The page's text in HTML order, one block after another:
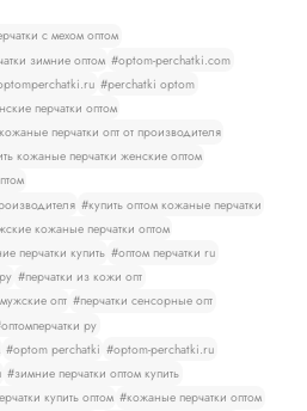
с мехом оптом
зимние оптом #optom-perchatki.com
#perchatki optom
перчатки оптом
перчатки опт от производителя
кожаные перчатки женские оптом
#купить оптом кожаные перчатки
кожаные перчатки оптом
перчатки купить #оптом перчатки ru
#перчатки из кожи опт
опт #перчатки сенсорные опт
ру
#optom perchatki #optom-perchatki.ru
#зимние перчатки оптом купить
купить оптом #кожаные перчатки оптом